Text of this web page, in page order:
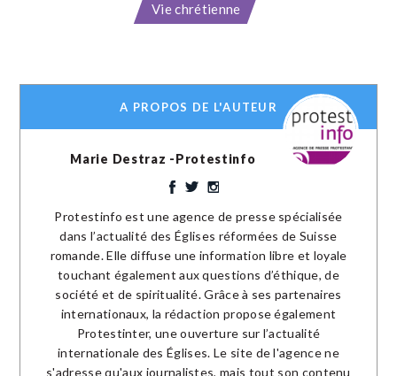
Vie chrétienne
A PROPOS DE L'AUTEUR
Marie Destraz -Protestinfo
Protestinfo est une agence de presse spécialisée
dans l’actualité des Églises réformées de Suisse
romande. Elle diffuse une information libre et loyale
touchant également aux questions d’éthique, de
société et de spiritualité. Grâce à ses partenaires
internationaux, la rédaction propose également
Protestinter, une ouverture sur l’actualité
internationale des Églises. Le site de l'agence ne
s'adresse qu'aux journalistes, mais tout son contenu